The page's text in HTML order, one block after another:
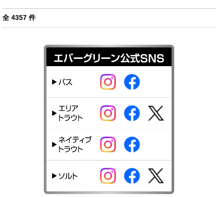
全 4357 件